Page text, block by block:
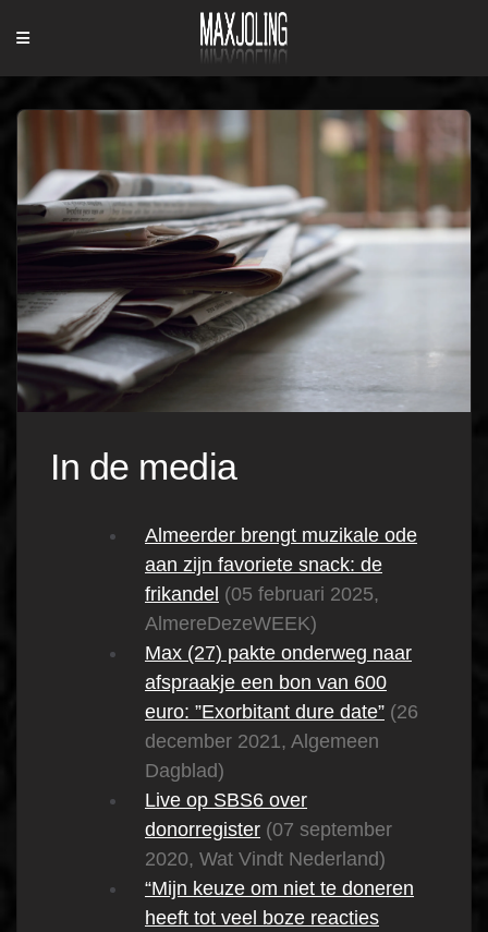
In de media
Almeerder brengt muzikale ode
aan zijn favoriete snack: de
frikandel (05 februari 2025,
AlmereDezeWEEK)
Max (27) pakte onderweg naar
afspraakje een bon van 600
euro: ”Exorbitant dure date” (26
december 2021, Algemeen
Dagblad)
Live op SBS6 over
donorregister (07 september
2020, Wat Vindt Nederland)
“Mijn keuze om niet te doneren
heeft tot veel boze reacties